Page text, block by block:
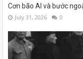
Cơn bão AI và bước
July 31, 2026 0